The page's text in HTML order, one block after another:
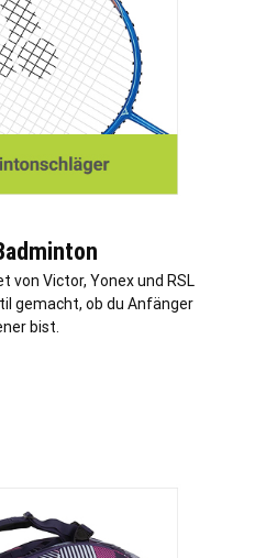
von Victor, Yonex und RSL
gemacht, ob du Anfänger
bist.